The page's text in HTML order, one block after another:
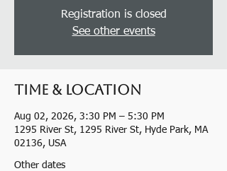
Registration is closed
See other events
Time & Location
Aug 02, 2026, 3:30 PM – 5:30 PM
1295 River St, 1295 River St, Hyde Park, MA
02136, USA
Other dates